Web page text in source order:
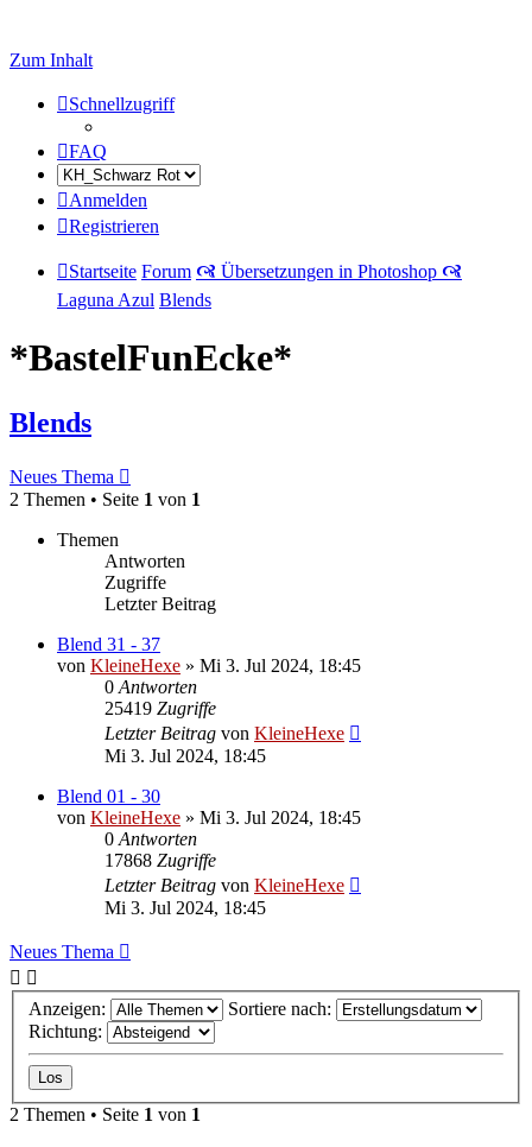
Zum Inhalt
Schnellzugriff
FAQ
Anmelden
Registrieren
Startseite Forum 🙧 Übersetzungen in Photoshop 🙧
Laguna Azul Blends
*BastelFunEcke*
Blends
Neues Thema
2 Themen • Seite 1 von 1
Themen
Antworten
Zugriffe
Letzter Beitrag
Blend 31 - 37
von KleineHexe » Mi 3. Jul 2024, 18:45
0 Antworten
25419 Zugriffe
Letzter Beitrag von KleineHexe
Mi 3. Jul 2024, 18:45
Blend 01 - 30
von KleineHexe » Mi 3. Jul 2024, 18:45
0 Antworten
17868 Zugriffe
Letzter Beitrag von KleineHexe
Mi 3. Jul 2024, 18:45
Neues Thema
Anzeigen:
Sortiere nach:
Richtung:
2 Themen • Seite 1 von 1